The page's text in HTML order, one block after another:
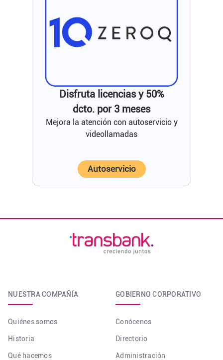
Disfruta licencias y 50%
dcto. por 3 meses
Mejora la atención con autoservicio y
videollamadas
Autoservicio
NUESTRA COMPAÑÍA
Quiénes somos
Historia
Qué hacemos
GOBIERNO CORPORATIVO
Conócenos
Directorio
Administración